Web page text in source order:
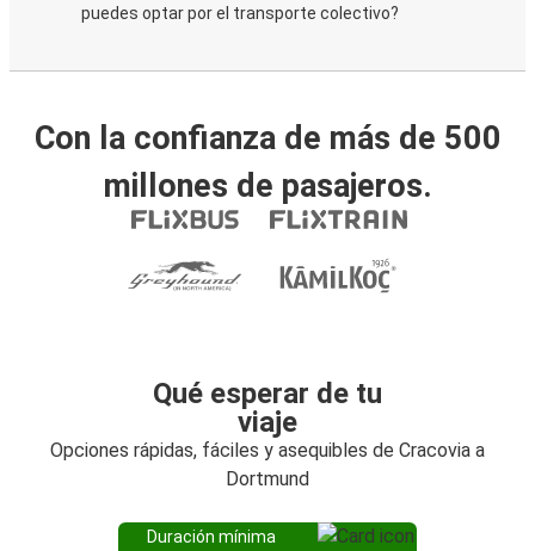
puedes optar por el transporte colectivo?
Con la confianza de más de 500
millones de pasajeros.
Qué esperar de tu
viaje
Opciones rápidas, fáciles y asequibles de Cracovia a
Dortmund
Duración mínima